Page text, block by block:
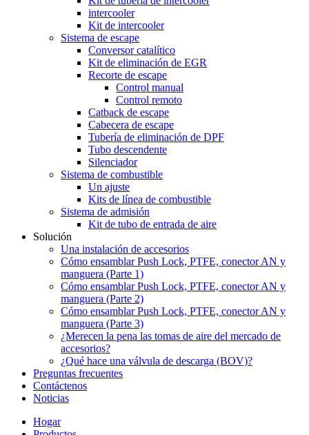
intercooler
Kit de intercooler
Sistema de escape
Conversor catalítico
Kit de eliminación de EGR
Recorte de escape
Control manual
Control remoto
Catback de escape
Cabecera de escape
Tubería de eliminación de DPF
Tubo descendente
Silenciador
Sistema de combustible
Un ajuste
Kits de línea de combustible
Sistema de admisión
Kit de tubo de entrada de aire
Solución
Una instalación de accesorios
Cómo ensamblar Push Lock, PTFE, conector AN y
manguera (Parte 1)
Cómo ensamblar Push Lock, PTFE, conector AN y
manguera (Parte 2)
Cómo ensamblar Push Lock, PTFE, conector AN y
manguera (Parte 3)
¿Merecen la pena las tomas de aire del mercado de
accesorios?
¿Qué hace una válvula de descarga (BOV)?
Preguntas frecuentes
Contáctenos
Noticias
Hogar